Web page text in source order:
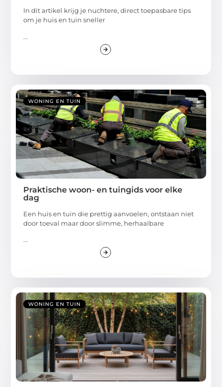
In dit artikel krijg je nuchtere, direct toepasbare tips
om je huis en tuin sneller
...
WONING EN TUIN
Praktische woon- en tuingids voor elke
dag
Een huis en tuin die prettig aanvoelen, ontstaan niet
door toeval maar door slimme, herhaalbare
...
WONING EN TUIN